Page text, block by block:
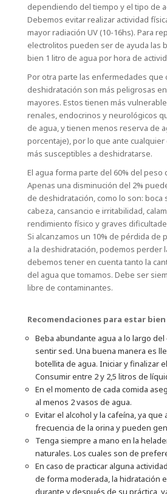
dependiendo del tiempo y el tipo de
Debemos evitar realizar actividad
mayor radiación UV (10-16hs). Para
electrolitos pueden ser de ayuda las
bien 1 litro de agua por hora de
Por otra parte las enfermedades que
deshidratación son más peligrosas
mayores. Estos tienen más
renales, endocrinos y neurológicos
de agua, y tienen menos reserva de
porcentaje), por lo que ante
más susceptibles a deshidratarse.
El agua forma parte del 60% del peso
Apenas una disminución del 2%
de deshidratación, como lo son: boca
cabeza, cansancio e irritabilidad,
rendimiento físico y graves
Si alcanzamos un 10% de pérdida de
a la deshidratación, podemos perder
debemos tener en cuenta tanto la
del agua que tomamos. Debe ser
libre de contaminantes.
Recomendaciones para estar
Beba abundante agua a lo largo del
sentir sed. Una buena manera es
botellita de agua. Iniciar y finalizar
Consumir entre 2 y 2,5 litros de
En el momento de cada comida
al menos 2 vasos de agua.
Evitar el alcohol y la cafeína, ya que
frecuencia de la orina y pueden
Tenga siempre a mano en la
naturales. Los cuales son de
En caso de practicar alguna
de forma moderada, la hidratación
durante y después de su práctica,